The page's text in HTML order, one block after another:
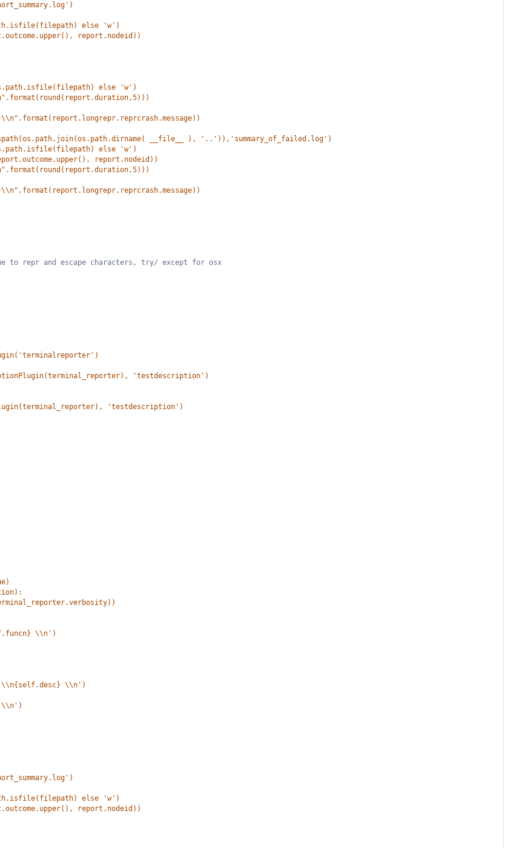
else 'w')
report.nodeid))
else 'w')
__file__ ), '..')),'summary_of_failed.log')
else 'w')
report.nodeid))
to repr and escape characters, try/ except for osx
'testdescription')
'testdescription')
\\n')
\\n')
else 'w')
report.nodeid))